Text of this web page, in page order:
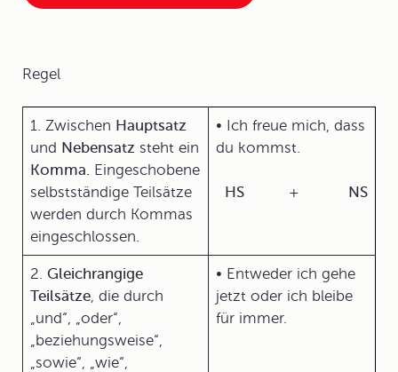
Regel
1. Zwischen Hauptsatz
und Nebensatz steht ein
Komma. Eingeschobene
selbstständige Teilsätze
werden durch Kommas
eingeschlossen.
• Ich freue mich, dass
du kommst.
HS + NS
2. Gleichrangige
Teilsätze, die durch
„und“, „oder“,
„beziehungsweise“,
„sowie“, „wie“,
• Entweder ich gehe
jetzt oder ich bleibe
für immer.